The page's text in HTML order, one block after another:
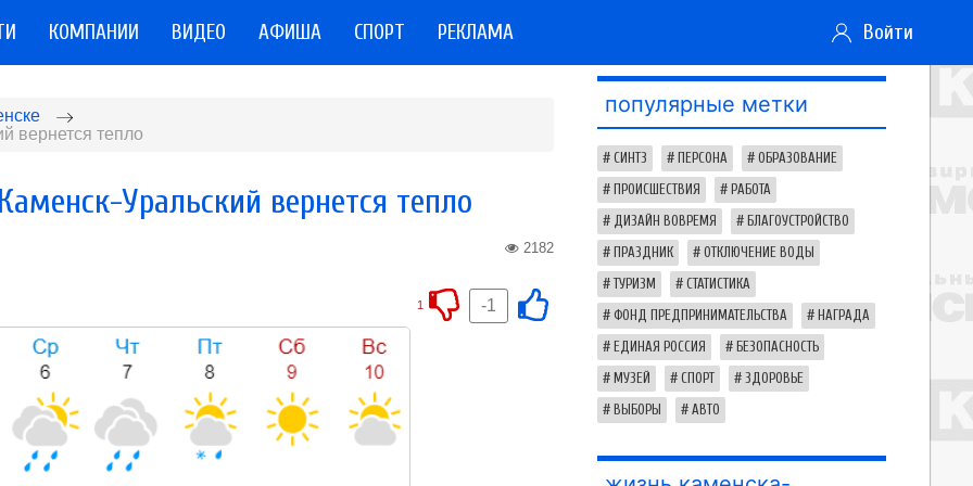
КОМПАНИИ ВИДЕО АФИША СПОРТ РЕКЛАМА Войти
вернется тепло
Уральский вернется тепло
2182
-1
1
популярные метки
СИНТЗ ПЕРСОНА ОБРАЗОВАНИЕ
ПРОИСШЕСТВИЯ РАБОТА
ДИЗАЙН ВОВРЕМЯ БЛАГОУСТРОЙСТВО
ПРАЗДНИК ОТКЛЮЧЕНИЕ ВОДЫ
ТУРИЗМ СТАТИСТИКА
ФОНД ПРЕДПРИНИМАТЕЛЬСТВА НАГРАДА
ЕДИНАЯ РОССИЯ БЕЗОПАСНОСТЬ
МУЗЕЙ СПОРТ ЗДОРОВЬЕ
ВЫБОРЫ АВТО